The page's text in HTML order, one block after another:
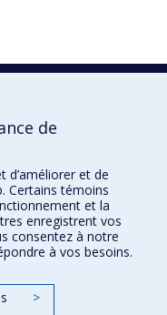
de
d’améliorer et de
Certains témoins
et la
enregistrent vos
consentez à notre
à vos besoins.
>